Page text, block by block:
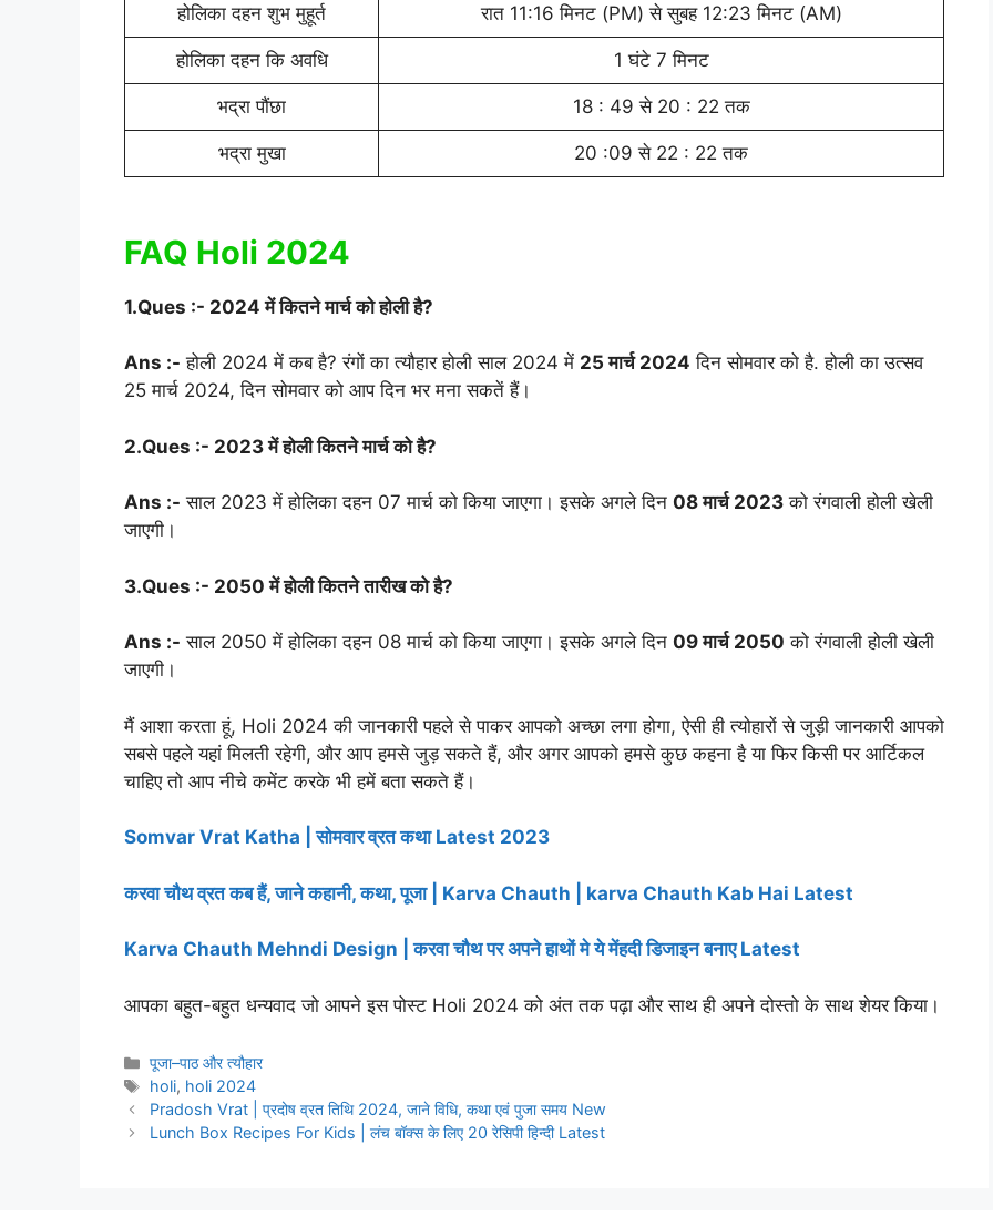
होलिका दहन शुभ मुहूर्त रात 11:16 मिनट (PM) से सुबह 12:23 मिनट (AM)
होलिका दहन कि अवधि 1 घंटे 7 मिनट
भद्रा पौंछा 18 : 49 से 20 : 22 तक
भद्रा मुखा 20 :09 से 22 : 22 तक
FAQ Holi 2024
1.Ques :- 2024 में कितने मार्च को होली है?
Ans :- होली 2024 में कब है? रंगों का त्यौहार होली साल 2024 में 25 मार्च 2024 दिन सोमवार को है. होली का उत्सव
25 मार्च 2024, दिन सोमवार को आप दिन भर मना सकतें हैं।
2.Ques :- 2023 में होली कितने मार्च को है?
Ans :- साल 2023 में होलिका दहन 07 मार्च को किया जाएगा। इसके अगले दिन 08 मार्च 2023 को रंगवाली होली खेली
जाएगी।
3.Ques :- 2050 में होली कितने तारीख को है?
Ans :- साल 2050 में होलिका दहन 08 मार्च को किया जाएगा। इसके अगले दिन 09 मार्च 2050 को रंगवाली होली खेली
जाएगी।
मैं आशा करता हूं, Holi 2024 की जानकारी पहले से पाकर आपको अच्छा लगा होगा, ऐसी ही त्योहारों से जुड़ी जानकारी आपको
सबसे पहले यहां मिलती रहेगी, और आप हमसे जुड़ सकते हैं, और अगर आपको हमसे कुछ कहना है या फिर किसी पर आर्टिकल
चाहिए तो आप नीचे कमेंट करके भी हमें बता सकते हैं।
Somvar Vrat Katha | सोमवार व्रत कथा Latest 2023
करवा चौथ व्रत कब हैं, जाने कहानी, कथा, पूजा | Karva Chauth | karva Chauth Kab Hai Latest
Karva Chauth Mehndi Design | करवा चौथ पर अपने हाथों मे ये मेंहदी डिजाइन बनाए Latest
आपका बहुत-बहुत धन्यवाद जो आपने इस पोस्ट Holi 2024 को अंत तक पढ़ा और साथ ही अपने दोस्तो के साथ शेयर किया।
Categories
पूजा–पाठ और त्यौहार
Tags
holi, holi 2024
Pradosh Vrat | प्रदोष व्रत तिथि 2024, जाने विधि, कथा एवं पुजा समय New
Lunch Box Recipes For Kids | लंच बॉक्स के लिए 20 रेसिपी हिन्दी Latest